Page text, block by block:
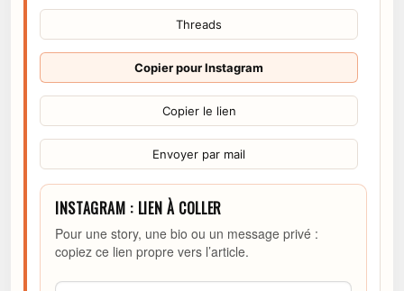
Threads
Copier pour Instagram
Copier le lien
Envoyer par mail
INSTAGRAM : LIEN À COLLER
Pour une story, une bio ou un message privé :
copiez ce lien propre vers l’article.